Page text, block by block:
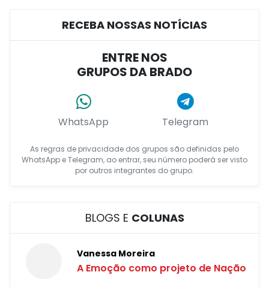
RECEBA NOSSAS NOTÍCIAS
ENTRE NOS
GRUPOS DA BRADO
WhatsApp Telegram
As regras de privacidade dos grupos são definidas pelo
WhatsApp e Telegram, ao entrar, seu número poderá ser visto
por outros integrantes do grupo.
BLOGS E COLUNAS
Vanessa Moreira
A Emoção como projeto de Nação